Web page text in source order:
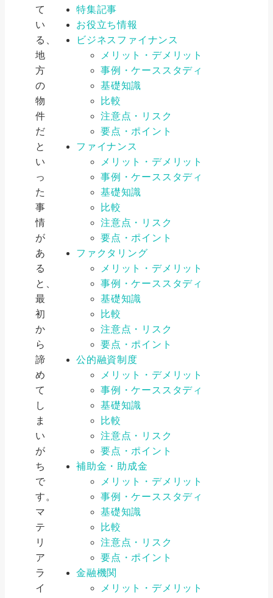
て
い
る、
地
方
の
物
件
だ
と
い
っ
た
事
情
が
あ
る
と、
最
初
か
ら
諦
め
て
し
ま
い
が
ち
で
す。
マ
テ
リ
ア
ラ
イ
特集記事
お役立ち情報
ビジネスファイナンス
メリット・デメリット
事例・ケーススタディ
基礎知識
比較
注意点・リスク
要点・ポイント
ファイナンス
メリット・デメリット
事例・ケーススタディ
基礎知識
比較
注意点・リスク
要点・ポイント
ファクタリング
メリット・デメリット
事例・ケーススタディ
基礎知識
比較
注意点・リスク
要点・ポイント
公的融資制度
メリット・デメリット
事例・ケーススタディ
基礎知識
比較
注意点・リスク
要点・ポイント
補助金・助成金
メリット・デメリット
事例・ケーススタディ
基礎知識
比較
注意点・リスク
要点・ポイント
金融機関
メリット・デメリット